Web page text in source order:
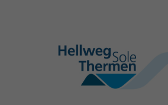
hellweg-sole-
thermen.de